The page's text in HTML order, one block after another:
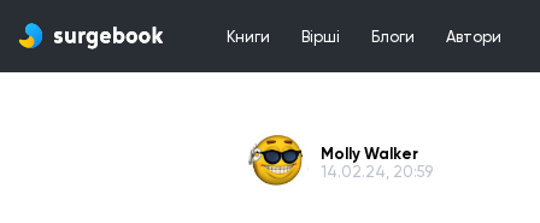
Книги Вірші Блоги Автори
Molly Walker
14.02.24, 20:59